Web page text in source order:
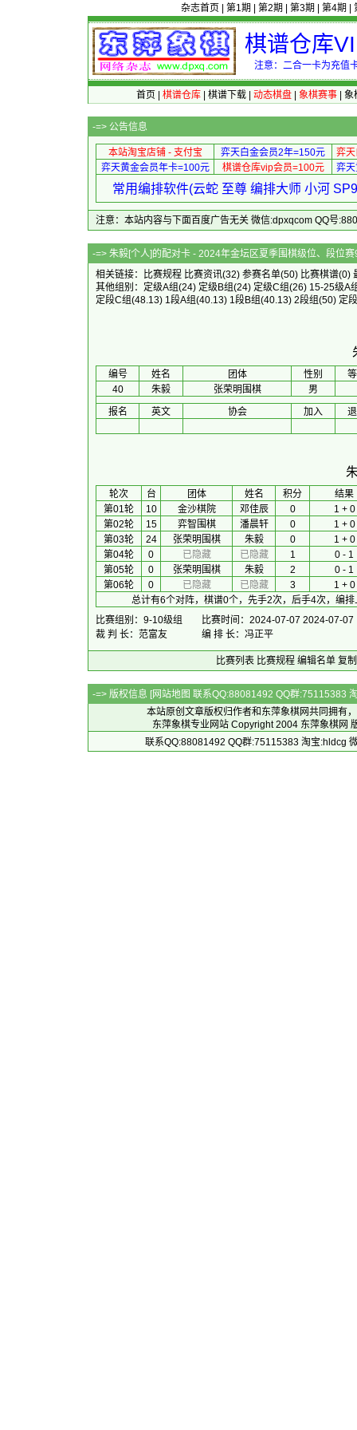
杂志首页 第1期 第2期 第3期 第4期
棋谱仓库
注意：二合一卡为充值
首页 棋谱仓库| 棋谱下载| 动态棋盘| 象棋赛事| 象
-=> 公告信息
本站淘宝店铺 - 支付宝 弈天白金会员2年=150元
弈
弈天黄金会员年卡=100元
棋谱仓库vip会员=100元 弈
常用编排软件(云蛇 至尊 编排大师 小河
注意：本站内容与下面百度广告无关 微信:dpxqcom QQ号
-=> 朱毅[个人]的配对卡 - 2024年金坛区
相关链接：
比赛规程 比赛资讯(32) 参赛名单(50) 比赛棋谱(0)
其他组别： 定级A组(24) 定级B组(24) 定级C组(26) 15-25级A
定段C组(48.13) 1段A组(40.13) 1段B组(40.13) 2段组(50) 定
编号 姓名 团体 性别
40
朱毅 张荣明围棋
男
报名
英文 协会 加入
轮次 台 团体 姓名 积分
结
第01轮
10 金沙棋院 邓佳辰 0
1 + 0
第02轮
15 弈智围棋 潘晨轩 0
1 + 0
第03轮
24 张荣明围棋 朱毅 0
1 + 0
第04轮
0 已隐藏 已隐藏 1
0 - 1
第05轮
0 张荣明围棋 朱毅 2
0 - 1
第06轮
0 已隐藏 已隐藏 3
1 + 0
总计有6个对阵，棋谱0个，先手2次，后手4次，编
比赛组别：9-10级组
比赛时间：2024-07-07 2024-07-07
裁 判 长：范富友
编 排 长：冯正平
比赛列表 比赛规程 编辑名单 复
-=> 版权信息 [网站地图 联系QQ:88081492 QQ群:75115383
本站原创文章版权归作者和 东萍象棋网共同拥有
东萍象棋专业网站 Copyright 2004 东萍象棋网
联系QQ:88081492 QQ群:75115383 淘宝:hldcg